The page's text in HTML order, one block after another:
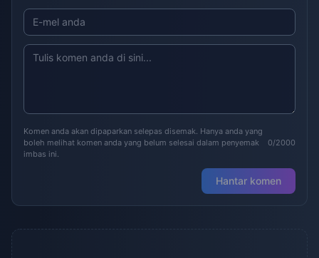
Komen anda akan dipaparkan selepas disemak. Hanya anda yang
boleh melihat komen anda yang belum selesai dalam penyemak
imbas ini.
0/2000
Hantar komen